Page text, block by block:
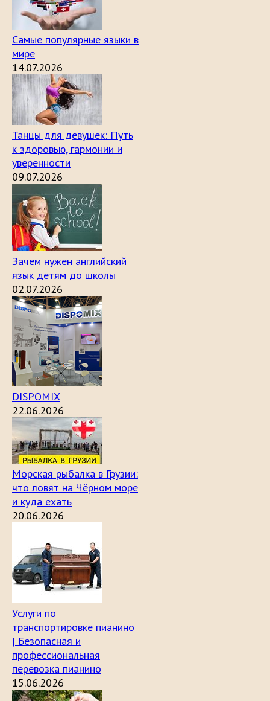
Самые популярные языки в
мире
14.07.2026
Танцы для девушек: Путь
к здоровью, гармонии и
уверенности
09.07.2026
Зачем нужен английский
язык детям до школы
02.07.2026
DISPOMIX
22.06.2026
Морская рыбалка в Грузии:
что ловят на Чёрном море
и куда ехать
20.06.2026
Услуги по
транспортировке пианино
| Безопасная и
профессиональная
перевозка пианино
15.06.2026